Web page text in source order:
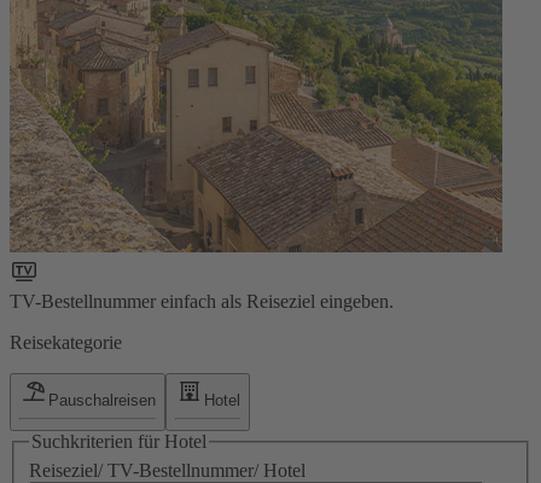
TV-Bestellnummer einfach als Reiseziel eingeben.
Reisekategorie
Pauschalreisen Hotel
Suchkriterien für Hotel
Reiseziel/ TV-Bestellnummer/ Hotel